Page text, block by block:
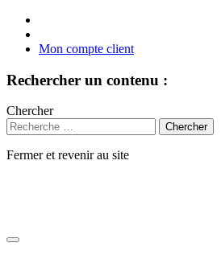
Mon compte client
Rechercher un contenu :
Chercher
Fermer et revenir au site